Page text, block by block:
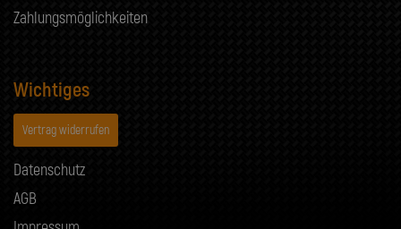
Zahlungsmöglichkeiten
Wichtiges
Vertrag widerrufen
Datenschutz
AGB